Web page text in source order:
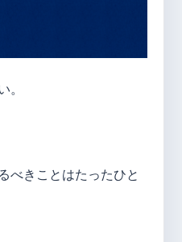
。
べきことはたったひと